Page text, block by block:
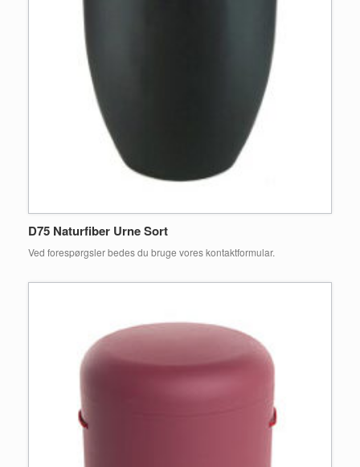
D75 Naturfiber Urne Sort
Ved forespørgsler bedes du bruge vores kontaktformular.